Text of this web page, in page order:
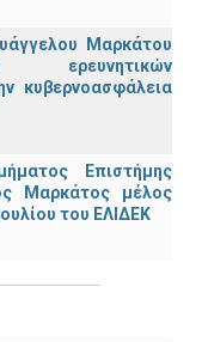
Μαρκάτου
ερευνητικών
κυβερνοασφάλεια
Επιστήμης
Μαρκάτος μέλος
του ΕΛΙΔΕΚ